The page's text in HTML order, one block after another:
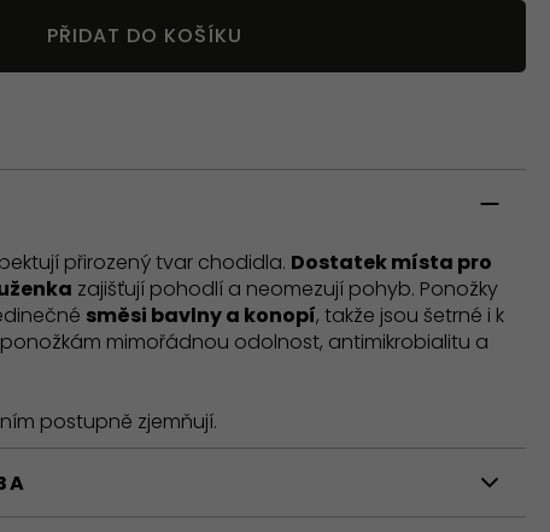
PŘIDAT DO KOŠÍKU
přirozený tvar chodidla. Dostatek místa pro
zajišťují pohodlí a neomezují pohyb. Ponožky
směsi bavlny a konopí, takže jsou šetrné i k
mimořádnou odolnost, antimikrobialitu a
postupně zjemňují.